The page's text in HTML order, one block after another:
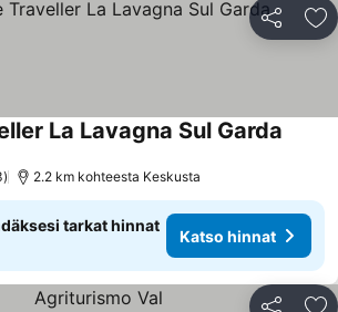
Jaa
La Lavagna Sul Garda
2.2 km kohteesta Keskusta
tarkat hinnat
Katso hinnat